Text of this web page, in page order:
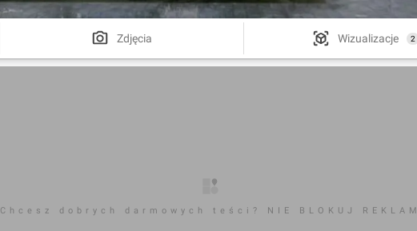
Zdjęcia Wizualizacje 2
Chcesz dobrych darmowych teści? NIE BLOKUJ REKLAM